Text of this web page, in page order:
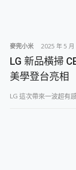
麥兜小米 2025 年 5 月
LG 新品橫掃
美學登台亮相
LG 這次帶來一波超有